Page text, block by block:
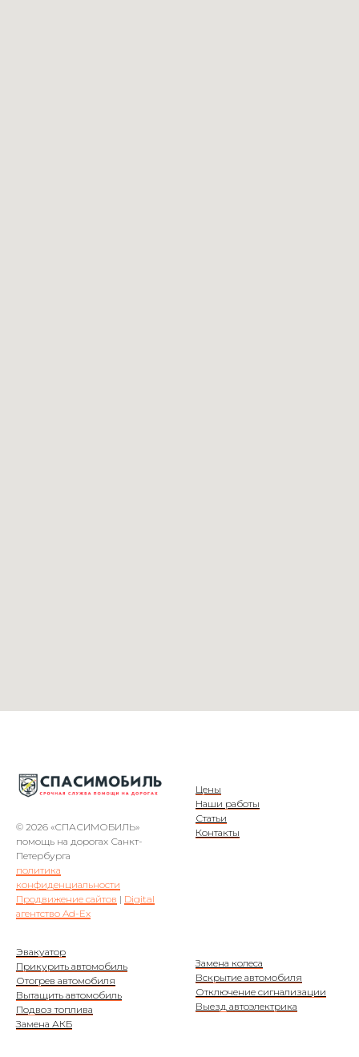
© 2026 «СПАСИМОБИЛЬ»
помощь на дорогах Санкт-
Петербурга
политика
конфиденциальности
Продвижение сайтов | Digital
агентство Ad-Ex
Цены
Наши работы
Статьи
Контакты
Эвакуатор
Прикурить автомобиль
Отогрев автомобиля
Вытащить автомобиль
Подвоз топлива
Замена АКБ
Замена колеса
Вскрытие автомобиля
Отключение сигнализации
Выезд автоэлектрика